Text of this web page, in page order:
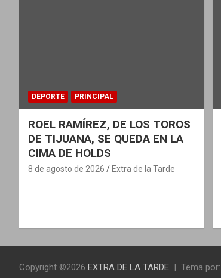
DEPORTE PRINCIPAL
ROEL RAMÍREZ, DE LOS TOROS
DE TIJUANA, SE QUEDA EN LA
CIMA DE HOLDS
8 de agosto de 2026 Extra de la Tarde
Copyright ©2026 EXTRA DE LA TARDE Tema por: